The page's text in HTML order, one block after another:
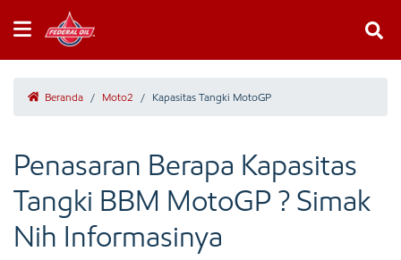
Beranda / Moto2 / Kapasitas Tangki MotoGP
Penasaran Berapa Kapasitas
Tangki BBM MotoGP ? Simak
Nih Informasinya